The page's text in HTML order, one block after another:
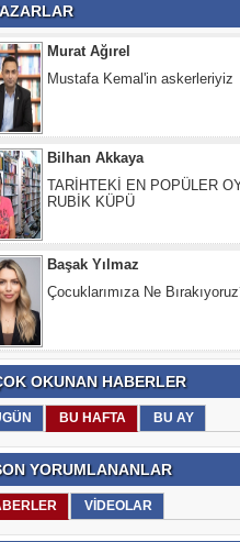
Başak Yılmaz
Çocuklarımıza Ne Bırakıyoruz?
OKUNAN HABERLER
BU HAFTA BU AY
YORUMLANANLAR
VİDEOLAR